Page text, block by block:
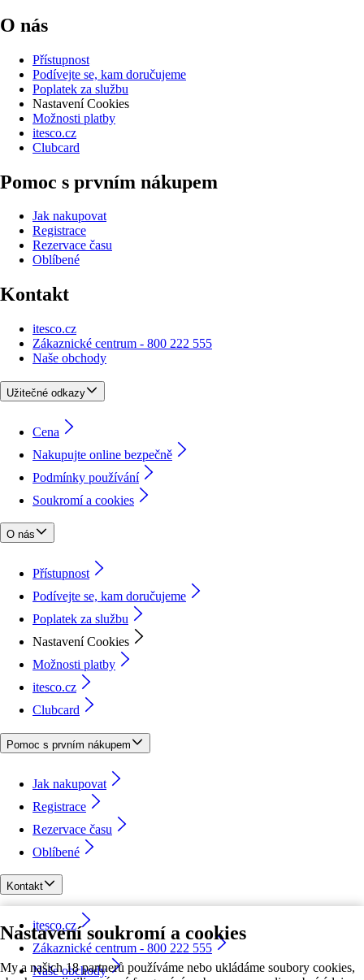
Nastavení soukromí a cookies
My a našich 18 partnerů používáme nebo ukládáme soubory cookies,
O nás
Přístupnost
Podívejte se, kam doručujeme
Poplatek za službu
Nastavení Cookies
Možnosti platby
itesco.cz
Clubcard
Pomoc s prvním nákupem
Jak nakupovat
Registrace
Rezervace času
Oblíbené
Kontakt
itesco.cz
Zákaznické centrum - 800 222 555
Naše obchody
Užitečné odkazy
Cena
Nakupujte online bezpečně
Podmínky používání
Soukromí a cookies
O nás
Přístupnost
Podívejte se, kam doručujeme
Poplatek za službu
Nastavení Cookies
Možnosti platby
itesco.cz
Clubcard
Pomoc s prvním nákupem
Jak nakupovat
Registrace
Rezervace času
Oblíbené
Kontakt
itesco.cz
Zákaznické centrum - 800 222 555
Naše obchody